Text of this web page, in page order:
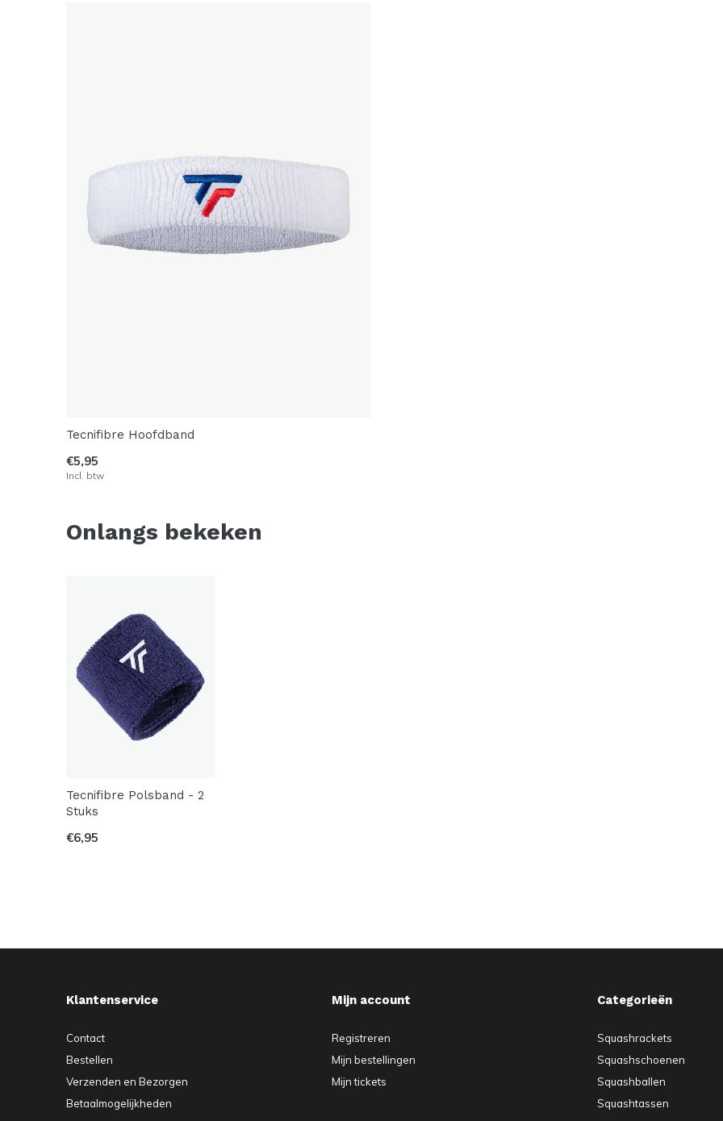
Tecnifibre Hoofdband
€5,95
Incl. btw
Onlangs bekeken
Tecnifibre Polsband - 2
Stuks
€6,95
Klantenservice
Contact
Bestellen
Verzenden en Bezorgen
Betaalmogelijkheden
Mijn account
Registreren
Mijn bestellingen
Mijn tickets
Categorieën
Squashrackets
Squashschoenen
Squashballen
Squashtassen